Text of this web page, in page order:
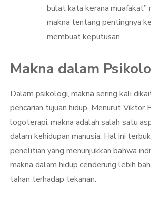
bulat kata kerana muafakat”
makna tentang pentingnya
membuat keputusan.
Makna dalam
Dalam psikologi, makna sering kali
pencarian tujuan hidup. Menurut Viktor
logoterapi, makna adalah salah satu
dalam kehidupan manusia. Hal ini
penelitian yang menunjukkan bahwa
makna dalam hidup cenderung lebih
tahan terhadap tekanan.